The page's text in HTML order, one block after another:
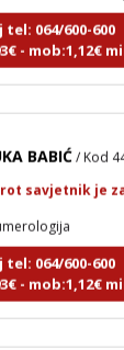
tel: 064/600-600
- mob:1,12€ min
tel: 064/600-600
- mob:1,12€ min